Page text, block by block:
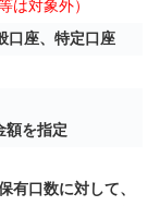
は対象外）
口座、特定口座
額を指定
有口数に対して、